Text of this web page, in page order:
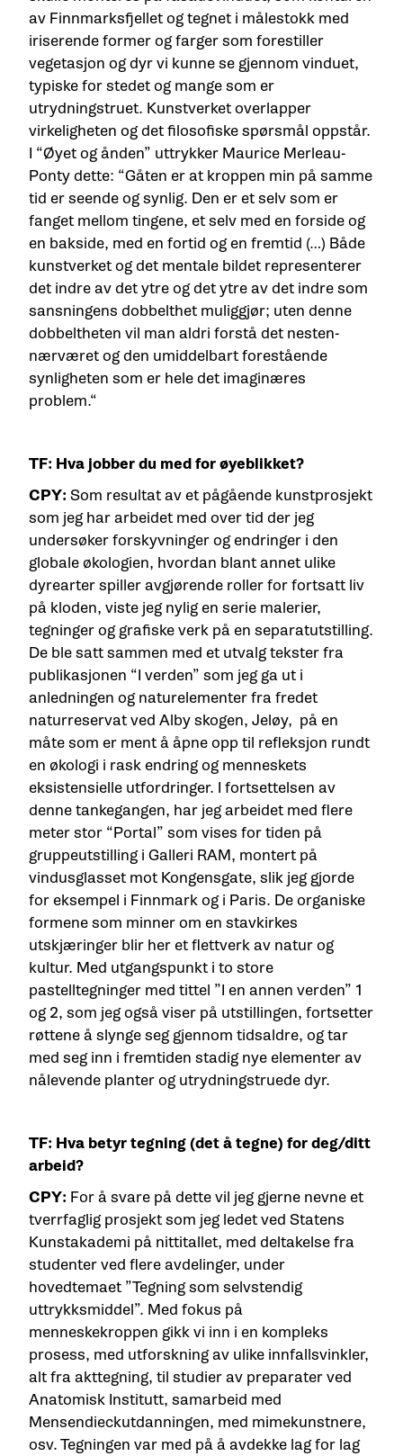
av Finnmarksfjellet og tegnet i målestokk med
iriserende former og farger som forestiller
vegetasjon og dyr vi kunne se gjennom vinduet,
typiske for stedet og mange som er
utrydningstruet. Kunstverket overlapper
virkeligheten og det filosofiske spørsmål oppstår.
I “Øyet og ånden” uttrykker Maurice Merleau-
Ponty dette: “Gåten er at kroppen min på samme
tid er seende og synlig. Den er et selv som er
fanget mellom tingene, et selv med en forside og
en bakside, med en fortid og en fremtid (…) Både
kunstverket og det mentale bildet representerer
det indre av det ytre og det ytre av det indre som
sansningens dobbelthet muliggjør; uten denne
dobbeltheten vil man aldri forstå det nesten-
nærværet og den umiddelbart forestående
synligheten som er hele det imaginæres
problem.“
TF: Hva jobber du med for øyeblikket?
CPY:Som resultat av et pågående kunstprosjekt
som jeg har arbeidet med over tid der jeg
undersøker forskyvninger og endringer i den
globale økologien, hvordan blant annet ulike
dyrearter spiller avgjørende roller for fortsatt liv
på kloden, viste jeg nylig en serie malerier,
tegninger og grafiske verk på en separatutstilling.
De ble satt sammen med et utvalg tekster fra
publikasjonen “I verden” som jeg ga ut i
anledningen og naturelementer fra fredet
naturreservat ved Alby skogen, Jeløy, på en
måte som er ment å åpne opp til refleksjon rundt
en økologi i rask endring og menneskets
eksistensielle utfordringer. I fortsettelsen av
denne tankegangen, har jeg arbeidet med flere
meter stor “Portal” som vises for tiden på
gruppeutstilling i Galleri RAM, montert på
vindusglasset mot Kongensgate, slik jeg gjorde
for eksempel i Finnmark og i Paris. De organiske
formene som minner om en stavkirkes
utskjæringer blir her et flettverk av natur og
kultur. Med utgangspunkt i to store
pastelltegninger med tittel ”I en annen verden” 1
og 2, som jeg også viser på utstillingen, fortsetter
røttene å slynge seg gjennom tidsaldre, og tar
med seg inn i fremtiden stadig nye elementer av
nålevende planter og utrydningstruede dyr.
TF: Hva betyr tegning (det å tegne) for deg/ditt
arbeid?
CPY: For å svare på dette vil jeg gjerne nevne et
tverrfaglig prosjekt som jeg ledet ved Statens
Kunstakademi på nittitallet, med deltakelse fra
studenter ved flere avdelinger, under
hovedtemaet ”Tegning som selvstendig
uttrykksmiddel”. Med fokus på
menneskekroppen gikk vi inn i en kompleks
prosess, med utforskning av ulike innfallsvinkler,
alt fra akttegning, til studier av preparater ved
Anatomisk Institutt, samarbeid med
Mensendieckutdanningen, med mimekunstnere,
osv. Tegningen var med på å avdekke lag for lag